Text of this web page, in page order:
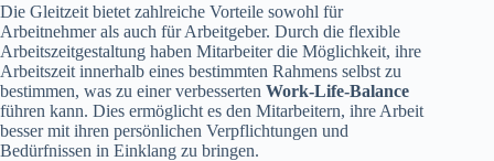
Die Gleitzeit bietet zahlreiche Vorteile sowohl für
Arbeitnehmer als auch für Arbeitgeber. Durch die flexible
Arbeitszeitgestaltung haben Mitarbeiter die Möglichkeit, ihre
Arbeitszeit innerhalb eines bestimmten Rahmens selbst zu
bestimmen, was zu einer verbesserten Work-Life-Balance
führen kann. Dies ermöglicht es den Mitarbeitern, ihre Arbeit
besser mit ihren persönlichen Verpflichtungen und
Bedürfnissen in Einklang zu bringen.